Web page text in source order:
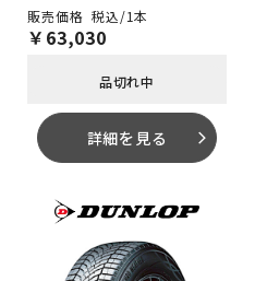
税込/1本
￥ 63,030
品切れ中
詳細を見る arrow_forward_ios